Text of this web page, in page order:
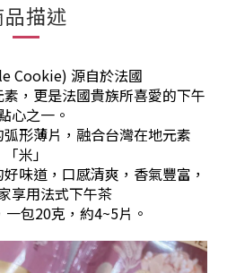
品描述
Cookie) 源自於法國
，更是法國貴族所喜愛的下午
心之一。
形薄片，融合台灣在地元素
「米」
味道，口感清爽，香氣豐富，
享用法式下午茶
包20克，約4~5片。